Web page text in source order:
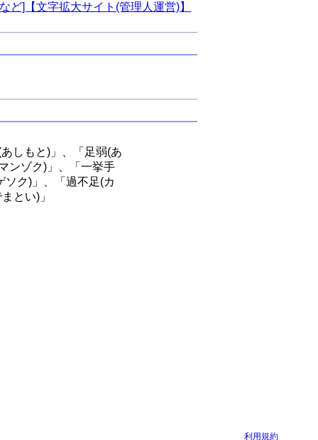
ど]【文字拡大サイト(管理人運営)】
しもと)」、「足弱(あ
ンゾク)」、「一挙手
ソク)」、「過不足(カ
とい)」
利用規約